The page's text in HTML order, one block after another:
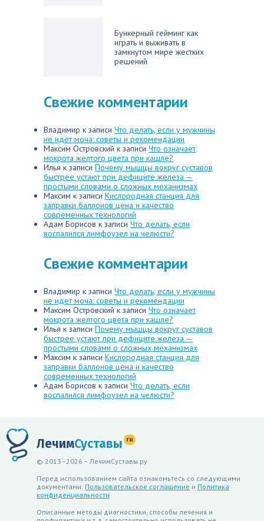
Бункерный гейминг как
играть и выживать в
замкнутом мире жестких
решений
Свежие комментарии
Владимир к записи Что делать, если у мужчины
не идет моча: советы и рекомендации
Максим Островский к записи Что означает
мокрота желтого цвета при кашле?
Илья к записи Почему мышцы вокруг суставов
быстрее устают при дефиците железа —
простыми словами о сложных механизмах
Максим к записи Кислородная станция для
заправки баллонов цена и качество
современных технологий
Адам Борисов к записи Что делать, если
воспалился лимфоузел на челюсти?
Свежие комментарии
Владимир к записи Что делать, если у мужчины
не идет моча: советы и рекомендации
Максим Островский к записи Что означает
мокрота желтого цвета при кашле?
Илья к записи Почему мышцы вокруг суставов
быстрее устают при дефиците железа —
простыми словами о сложных механизмах
Максим к записи Кислородная станция для
заправки баллонов цена и качество
современных технологий
Адам Борисов к записи Что делать, если
воспалился лимфоузел на челюсти?
ЛечимСуставы ru
© 2013–2026 – ЛечимСуставы.ру
Перед использованием сайта ознакомьтесь со следующими
документами: Пользовательское соглашение и Политика
конфиденциальности
Описанные методы диагностики, способы лечения и